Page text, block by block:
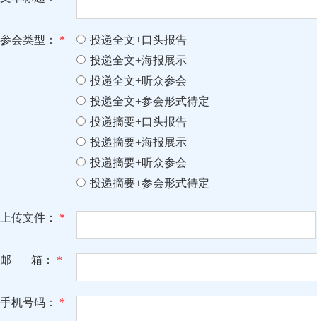
参会类型： *
投递全文+口头报告
投递全文+海报展示
投递全文+听众参会
投递全文+参会形式待定
投递摘要+口头报告
投递摘要+海报展示
投递摘要+听众参会
投递摘要+参会形式待定
上传文件： *
邮 箱： *
手机号码： *